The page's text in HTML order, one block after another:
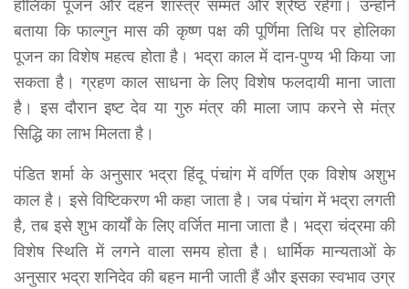
होलिका पूजन और दहन शास्त्र सम्मत और श्रेष्ठ रहेगा। उन्होंने
बताया कि फाल्गुन मास की कृष्ण पक्ष की पूर्णिमा तिथि पर होलिका
पूजन का विशेष महत्व होता है। भद्रा काल में दान-पुण्य भी किया जा
सकता है। ग्रहण काल साधना के लिए विशेष फलदायी माना जाता
है। इस दौरान इष्ट देव या गुरु मंत्र की माला जाप करने से मंत्र
सिद्धि का लाभ मिलता है।
पंडित शर्मा के अनुसार भद्रा हिंदू पंचांग में वर्णित एक विशेष अशुभ
काल है। इसे विष्टिकरण भी कहा जाता है। जब पंचांग में भद्रा लगती
है, तब इसे शुभ कार्यों के लिए वर्जित माना जाता है। भद्रा चंद्रमा की
विशेष स्थिति में लगने वाला समय होता है। धार्मिक मान्यताओं के
अनुसार भद्रा शनिदेव की बहन मानी जाती हैं और इसका स्वभाव उग्र